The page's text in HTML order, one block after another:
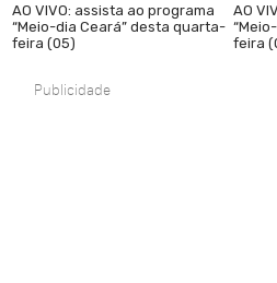
AO VIVO: assista ao programa
“Meio-dia Ceará” desta quarta-
feira (05)
AO
feira
Publicidade